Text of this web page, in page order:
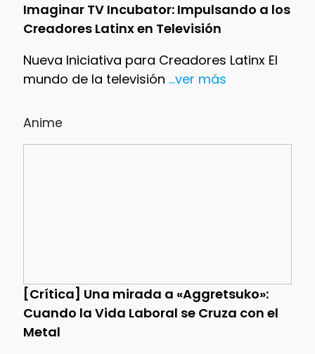
Imaginar TV Incubator: Impulsando a los
Creadores Latinx en Televisión
Nueva Iniciativa para Creadores Latinx El
mundo de la televisión ...ver más
Anime
[Crítica] Una mirada a «Aggretsuko»:
Cuando la Vida Laboral se Cruza con el
Metal